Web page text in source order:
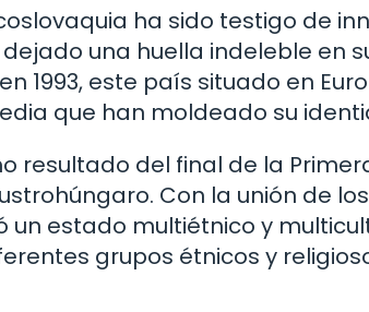
ha sido testigo de
una huella indeleble en
1993, este país situado en
que han moldeado su
resultado del final de la
Con la unión de
un estado multiétnico y
grupos étnicos y